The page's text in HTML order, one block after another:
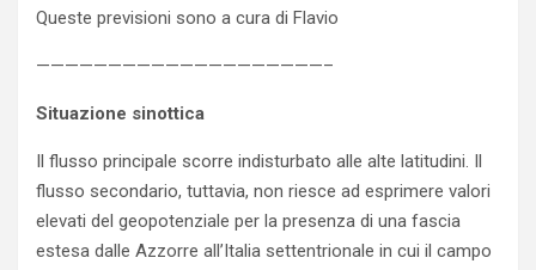
Queste previsioni sono a cura di Flavio
————————————————————–
Situazione sinottica
Il flusso principale scorre indisturbato alle alte latitudini. Il
flusso secondario, tuttavia, non riesce ad esprimere valori
elevati del geopotenziale per la presenza di una fascia
estesa dalle Azzorre all’Italia settentrionale in cui il campo